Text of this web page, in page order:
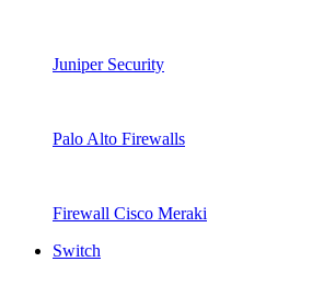
Juniper Security
Palo Alto Firewalls
Firewall Cisco Meraki
Switch